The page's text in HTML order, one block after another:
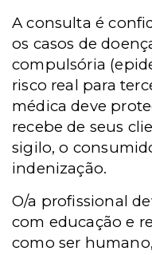
A consulta é
os casos de
compulsória
risco real para
médica deve
recebe de seus
sigilo, o
indenização.
O/a profissional
com educação e
como ser